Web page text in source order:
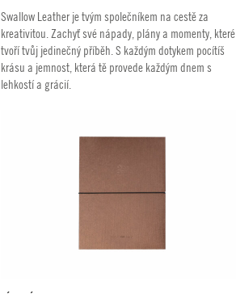
Swallow Leather je tvým společníkem na cestě za
kreativitou. Zachyť své nápady, plány a momenty, které
tvoří tvůj jedinečný příběh. S každým dotykem pocítíš
krásu a jemnost, která tě provede každým dnem s
lehkostí a grácií.